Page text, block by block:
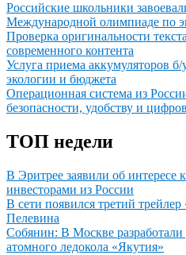
Российские школьники
Международной олимпиаде по
Проверка оригинальности
современного контента
Услуга приема аккумуляторов б/
экологии и бюджета
Операционная система из
безопасности, удобству и
ТОП недели
В Эритрее заявили об интересе
инвесторами из России
В сети появился третий
Пелевина
Собянин: В Москве
атомного ледокола «Якутия»